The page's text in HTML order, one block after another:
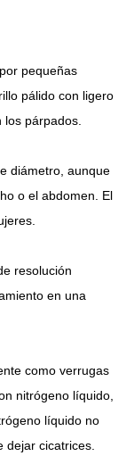
pequeñas
pálido con ligero
párpados.
diámetro, aunque
o el abdomen. El
resolución
en una
como verrugas
nitrógeno líquido,
líquido no
dejar cicatrices.